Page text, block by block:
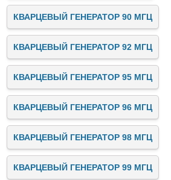
КВАРЦЕВЫЙ ГЕНЕРАТОР 90 МГЦ
КВАРЦЕВЫЙ ГЕНЕРАТОР 92 МГЦ
КВАРЦЕВЫЙ ГЕНЕРАТОР 95 МГЦ
КВАРЦЕВЫЙ ГЕНЕРАТОР 96 МГЦ
КВАРЦЕВЫЙ ГЕНЕРАТОР 98 МГЦ
КВАРЦЕВЫЙ ГЕНЕРАТОР 99 МГЦ